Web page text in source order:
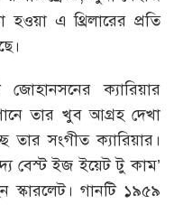
হওয়া এ থ্রিলারের প্রতি
জোহানসনের ক্যারিয়ার
তার খুব আগ্রহ দেখা
তার সংগীত ক্যারিয়ার।
বেস্ট ইজ ইয়েট টু কাম’
স্কারলেট। গানটি ১৯৫৯